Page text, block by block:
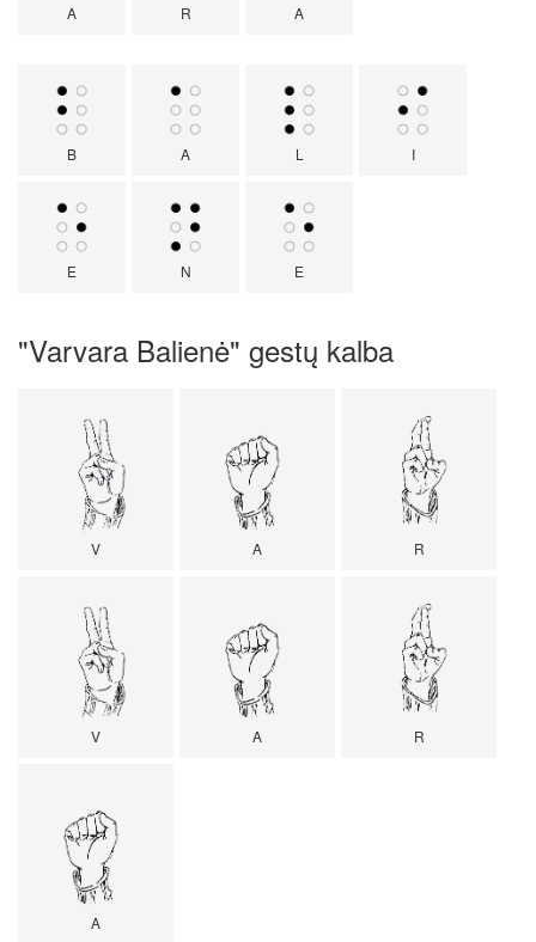
A R A
B A L I
E N E
"Varvara Balienė" gestų kalba
V A R
V A R
A